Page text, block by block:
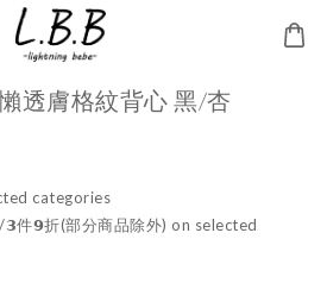
透膚格紋背心 黑/杏
categories
𝟵折(部分商品除外) on selected